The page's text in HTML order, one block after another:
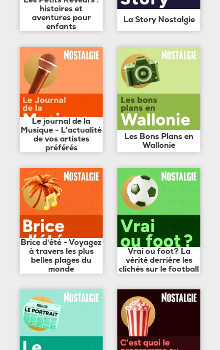
histoires et
aventures pour
enfants
La Story Nostalgie
Le journal de la
Musique - L'actualité
de vos artistes
préférés
Les Bons Plans en
Wallonie
Brice d'été - Voyagez
à travers les plus
belles plages du
monde
Vrai ou foot? La
vérité derrière les
clichés sur le football